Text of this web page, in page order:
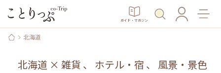
ガイド・マガジン
北海道
北海道 × 雑貨 、 ホテル・宿 、 風景・景色